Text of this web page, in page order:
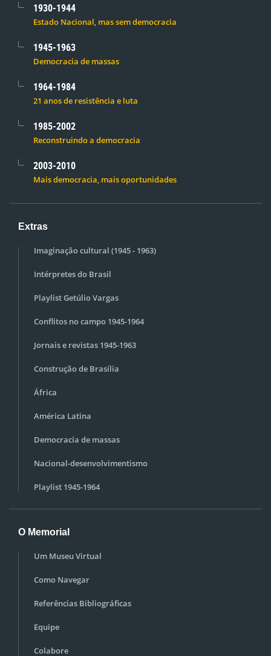
1930-1944
Estado Nacional, mas sem democracia
1945-1963
Democracia de massas
1964-1984
21 anos de resistência e luta
1985-2002
Reconstruindo a democracia
2003-2010
Mais democracia, mais oportunidades
Extras
Imaginação cultural (1945 - 1963)
Intérpretes do Brasil
Playlist Getúlio Vargas
Conflitos no campo 1945-1964
Jornais e revistas 1945-1963
Construção de Brasília
África
América Latina
Democracia de massas
Nacional-desenvolvimentismo
Playlist 1945-1964
O Memorial
Um Museu Virtual
Como Navegar
Referências Bibliográficas
Equipe
Colabore